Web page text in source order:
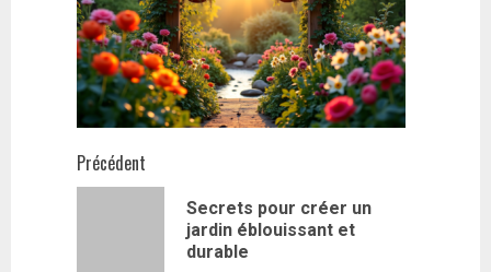
Navigation
d’article
Précédent
Secrets pour créer un
jardin éblouissant et
durable